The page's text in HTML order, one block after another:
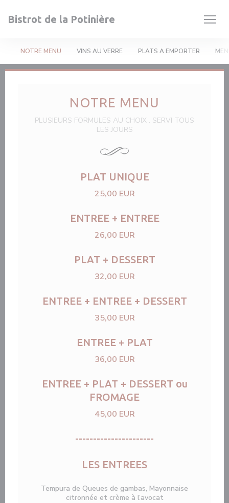
Bistrot de la Potinière
NOTRE MENU
PLUSIEURS FORMULES AU CHOIX . SERVI TOUS
LES JOURS
PLAT UNIQUE
25,00 EUR
ENTREE + ENTREE
26,00 EUR
PLAT + DESSERT
32,00 EUR
ENTREE + ENTREE + DESSERT
35,00 EUR
ENTREE + PLAT
36,00 EUR
ENTREE + PLAT + DESSERT ou
FROMAGE
45,00 EUR
----------------------
LES ENTREES
Tempura de Queues de gambas, Mayonnaise
citronnée et crème à l’avocat
NOTRE MENU VINS AU VERRE PLATS A EMPORTER